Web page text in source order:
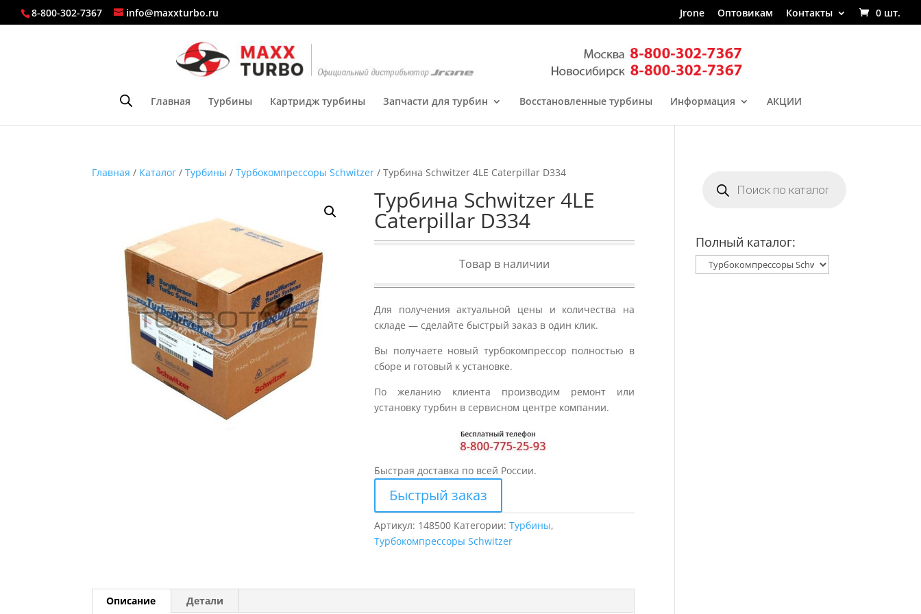
8-800-302-7367 info@maxxturbo.ru Jrone Оптовикам Контакты 0 шт.
Главная Турбины Картридж турбины Запчасти для турбин Восстановленные турбины Информация АКЦИИ
Главная / Каталог /Турбины /Турбокомпрессоры Schwitzer / Турбина Schwitzer 4LE Caterpillar D334
Турбина Schwitzer 4LE
Caterpillar D334
Товар в наличии
Для получения актуальной цены и количества на
складе — сделайте быстрый заказ в один клик.
Вы получаете новый турбокомпрессор полностью в
сборе и готовый к установке.
По желанию клиента производим ремонт или
установку турбин в сервисном центре компании.
Быстрая доставка по всей России.
Быстрый заказ
Артикул: 148500 Категории:Турбины,
Турбокомпрессоры Schwitzer
Описание Детали
товаров
Полный каталог: